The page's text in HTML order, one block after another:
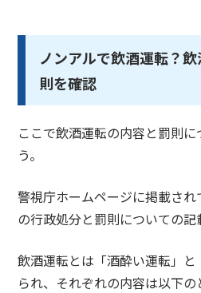
ノンアルで飲酒運転？
則を確認
ここで飲酒運転の内容と罰則
う。
警視庁ホームページに掲載さ
の行政処分と罰則についての記
飲酒運転とは「酒酔い運転」
られ、それぞれの内容は以下の